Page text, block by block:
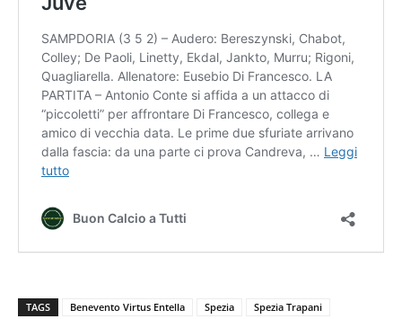
TAGS Benevento Virtus Entella Spezia
Spezia Trapani